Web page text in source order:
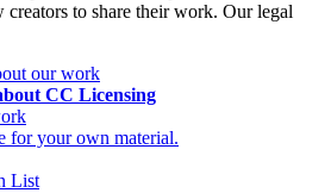
creators to share their work. Our legal
our work
CC Licensing
for your own material.
List